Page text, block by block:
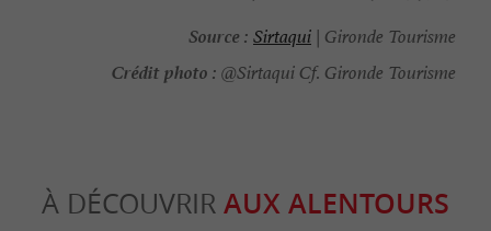
Source : Sirtaqui | Gironde Tourisme
Crédit photo : @Sirtaqui Cf. Gironde Tourisme
À DÉCOUVRIR AUX ALENTOURS